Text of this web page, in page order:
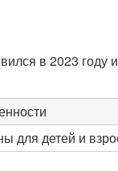
в 2023 году
для детей и